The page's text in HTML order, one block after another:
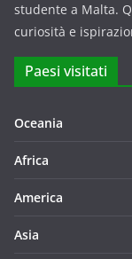
studente a Malta.
curiosità e
Paesi visitati
Oceania
Africa
America
Asia